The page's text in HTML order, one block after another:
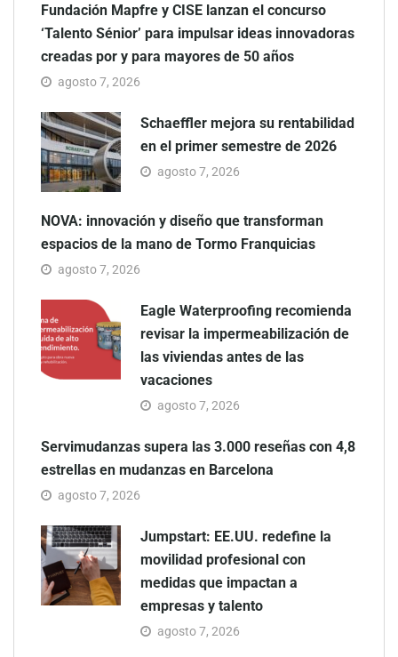
Fundación Mapfre y CISE lanzan el concurso
‘Talento Sénior’ para impulsar ideas innovadoras
creadas por y para mayores de 50 años
agosto 7, 2026
Schaeffler mejora su rentabilidad
en el primer semestre de 2026
agosto 7, 2026
NOVA: innovación y diseño que transforman
espacios de la mano de Tormo Franquicias
agosto 7, 2026
Eagle Waterproofing recomienda
revisar la impermeabilización de
las viviendas antes de las
vacaciones
agosto 7, 2026
Servimudanzas supera las 3.000 reseñas con 4,8
estrellas en mudanzas en Barcelona
agosto 7, 2026
Jumpstart: EE.UU. redefine la
movilidad profesional con
medidas que impactan a
empresas y talento
agosto 7, 2026